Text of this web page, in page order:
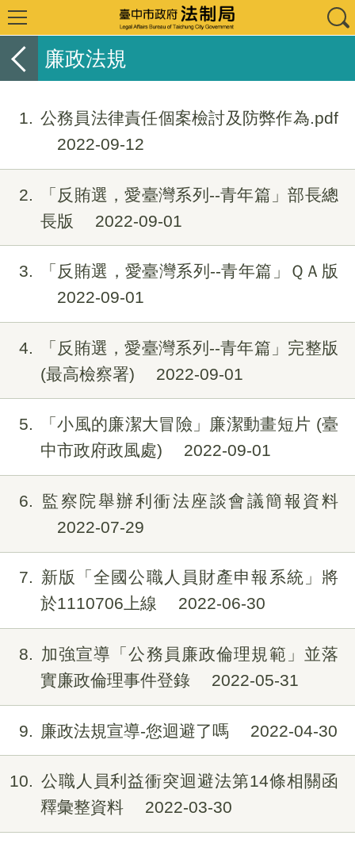
廉政法規
1
公務員法律責任個案檢討及防弊作為.pdf
2022-09-12
2
「反賄選，愛臺灣系列--青年篇」部長總
長版
2022-09-01
3
「反賄選，愛臺灣系列--青年篇」ＱＡ版
2022-09-01
4
「反賄選，愛臺灣系列--青年篇」完整版
(最高檢察署)
2022-09-01
5
「小風的廉潔大冒險」廉潔動畫短片 (臺
中市政府政風處)
2022-09-01
6
監察院舉辦利衝法座談會議簡報資料
2022-07-29
7
新版「全國公職人員財產申報系統」將
於1110706上線
2022-06-30
8
加強宣導「公務員廉政倫理規範」並落
實廉政倫理事件登錄
2022-05-31
9 廉政法規宣導-您迴避了嗎 2022-04-30
10
公職人員利益衝突迴避法第14條相關函
釋彙整資料
2022-03-30